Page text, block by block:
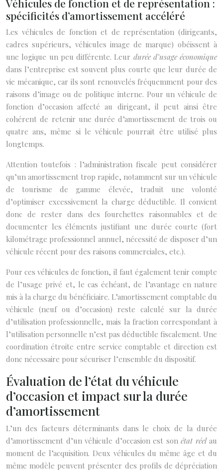
Véhicules de fonction et de représentation :
spécificités d’amortissement accéléré
Les véhicules de fonction et de représentation (dirigeants,
cadres supérieurs, véhicules image de marque) obéissent à
une logique un peu différente. Leur durée d’usage économique
dans l’entreprise est souvent plus courte que leur durée de
vie mécanique, car ils sont renouvelés fréquemment pour des
raisons d’image ou de politique interne. Pour un véhicule de
fonction d’occasion affecté au dirigeant, il peut ainsi être
cohérent de retenir une durée d’amortissement de trois ou
quatre ans, même si le véhicule pourrait être utilisé plus
longtemps.
Attention toutefois : l’administration fiscale peut considérer
qu’un amortissement trop rapide, notamment sur un véhicule
de tourisme de gamme élevée, traduit une volonté
d’optimiser excessivement la charge déductible. Il convient
donc de rester dans des fourchettes raisonnables et de
documenter les éléments justifiant une durée courte (fort
kilométrage professionnel annuel, nécessité de disposer d’un
véhicule récent pour des raisons commerciales, etc.).
Pour ces véhicules de fonction, il faut également tenir compte
de l’usage privé et, le cas échéant, de l’avantage en nature
mis à la charge du bénéficiaire. L’amortissement comptable du
véhicule (neuf ou d’occasion) reste calculé sur la durée
d’utilisation professionnelle, mais la fraction correspondant à
l’utilisation personnelle n’est pas déductible fiscalement. Une
coordination étroite entre service comptable et direction est
donc nécessaire pour sécuriser l’ensemble du dispositif.
Évaluation de l’état du véhicule
d’occasion et impact sur la durée
d’amortissement
L’un des facteurs déterminants dans le choix de la durée
d’amortissement d’un véhicule d’occasion est son état réelau
moment de l’acquisition. Deux véhicules du même âge et du
même modèle peuvent présenter des profils de dépréciation